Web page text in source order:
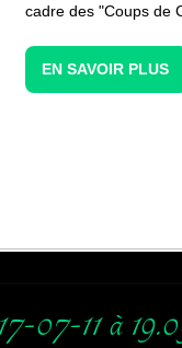
cadre des "Coups de
EN SAVOIR PLUS
07-11 à